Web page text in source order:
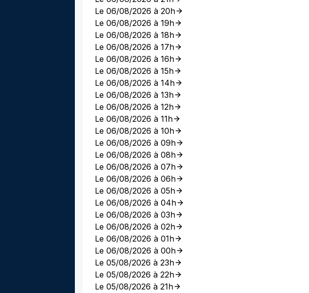
Le 06/08/2026 à 20h
Le 06/08/2026 à 19h
Le 06/08/2026 à 18h
Le 06/08/2026 à 17h
Le 06/08/2026 à 16h
Le 06/08/2026 à 15h
Le 06/08/2026 à 14h
Le 06/08/2026 à 13h
Le 06/08/2026 à 12h
Le 06/08/2026 à 11h
Le 06/08/2026 à 10h
Le 06/08/2026 à 09h
Le 06/08/2026 à 08h
Le 06/08/2026 à 07h
Le 06/08/2026 à 06h
Le 06/08/2026 à 05h
Le 06/08/2026 à 04h
Le 06/08/2026 à 03h
Le 06/08/2026 à 02h
Le 06/08/2026 à 01h
Le 06/08/2026 à 00h
Le 05/08/2026 à 23h
Le 05/08/2026 à 22h
Le 05/08/2026 à 21h